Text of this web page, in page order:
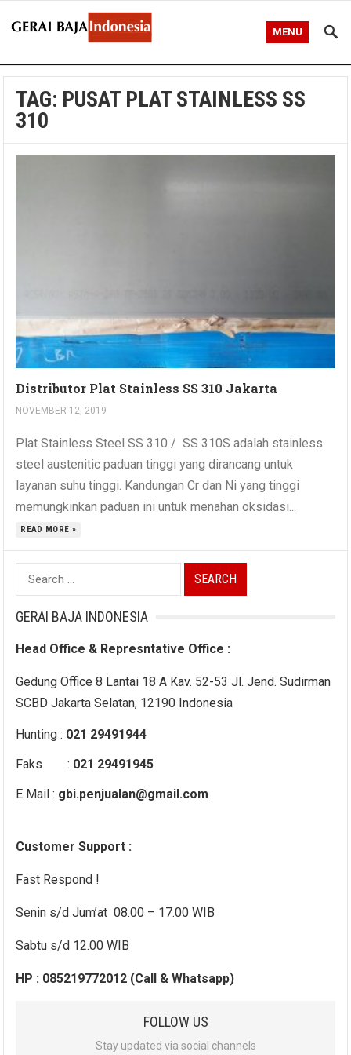
MENU
TAG: PUSAT PLAT STAINLESS SS
310
Distributor Plat Stainless SS 310 Jakarta
NOVEMBER 12, 2019
Plat Stainless Steel SS 310 / SS 310S adalah stainless
steel austenitic paduan tinggi yang dirancang untuk
layanan suhu tinggi. Kandungan Cr dan Ni yang tinggi
memungkinkan paduan ini untuk menahan oksidasi...
READ MORE »
Search
for:
GERAI BAJA INDONESIA
Head Office & Represntative Office :
Gedung Office 8 Lantai 18 A Kav. 52-53 Jl. Jend. Sudirman
SCBD Jakarta Selatan, 12190 Indonesia
Hunting : 021 29491944
Faks : 021 29491945
E Mail : gbi.penjualan@gmail.com
Customer Support :
Fast Respond !
Senin s/d Jum’at 08.00 – 17.00 WIB
Sabtu s/d 12.00 WIB
HP : 085219772012 (Call & Whatsapp)
FOLLOW US
Stay updated via social channels